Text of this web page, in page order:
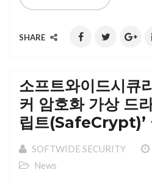
SHARE
소프트와이드시큐
커 암호화 가상 드
립트(SafeCrypt)’
SOFTWIDE SECURITY
News